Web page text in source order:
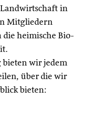
in
Mitgliedern
die heimische Bio-
bieten wir jedem
über die wir
bieten: